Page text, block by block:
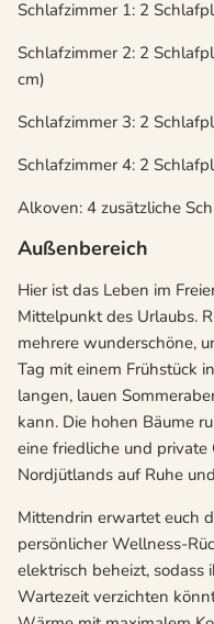
Schlafzimmer 1: 2
Schlafzimmer 2: 2
cm)
Schlafzimmer 3: 2
Schlafzimmer 4: 2
Alkoven: 4 zusätzliche
Außenbereich
Hier ist das Leben im
Mittelpunkt des Urlaubs.
mehrere wunderschöne,
Tag mit einem Frühstück
langen, lauen
kann. Die hohen Bäume
eine friedliche und private
Nordjütlands auf Ruhe
Mittendrin erwartet euch
persönlicher Wellness-
elektrisch beheizt, sodass
Wartezeit verzichten